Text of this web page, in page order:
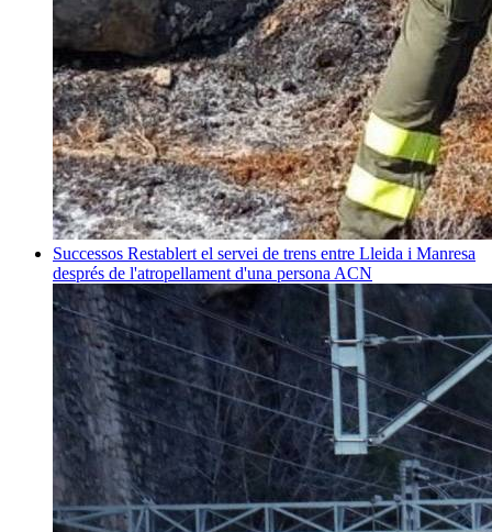
Successos Restablert el servei de trens entre Lleida i Manresa
després de l'atropellament d'una persona ACN